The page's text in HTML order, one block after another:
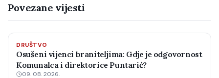
Povezane vijesti
DRUŠTVO
Osušeni vijenci braniteljima: Gdje je odgovornost
Komunalca i direktorice Puntarić?
09. 08. 2026.